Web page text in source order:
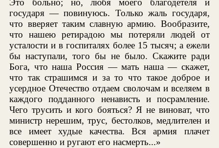
Это больно; но, любя моего благодетеля и
государя — повинуюсь. Только жаль государя,
что вверяет таким славную армию. Вообразите,
что нашею ретирадою мы потеряли людей от
усталости и в госпиталях более 15 тысяч; а ежели
бы наступали, того бы не было. Скажите ради
Бога, что наша Россия — мать наша — скажет,
что так страшимся и за то что такое доброе и
усердное Отечество отдаем сволочам и вселяем в
каждого подданного ненависть и посрамление.
Чего трусить и кого бояться? Я не виноват, что
министр нерешим, трус, бестолков, медлителен и
все имеет худые качества. Вся армия плачет
совершенно и ругают его насмерть...»